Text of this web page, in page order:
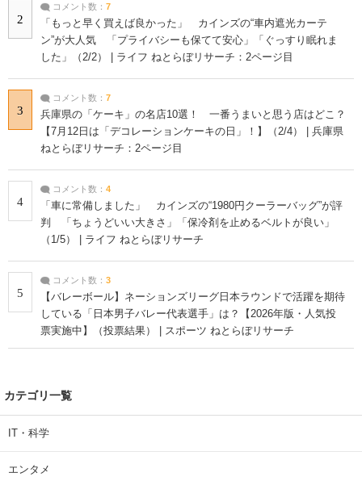
2
コメント数： 7
「もっと早く買えば良かった」 カインズの“車内遮光カーテ
ン”が大人気 「プライバシーも保てて安心」「ぐっすり眠れま
した」（2/2） | ライフ ねとらぼリサーチ：2ページ目
3
コメント数： 7
兵庫県の「ケーキ」の名店10選！ 一番うまいと思う店はどこ？
【7月12日は「デコレーションケーキの日」！】（2/4） | 兵庫県
ねとらぼリサーチ：2ページ目
4
コメント数： 4
「車に常備しました」 カインズの“1980円クーラーバッグ”が評
判 「ちょうどいい大きさ」「保冷剤を止めるベルトが良い」
（1/5） | ライフ ねとらぼリサーチ
5
コメント数： 3
【バレーボール】ネーションズリーグ日本ラウンドで活躍を期待
している「日本男子バレー代表選手」は？【2026年版・人気投
票実施中】（投票結果） | スポーツ ねとらぼリサーチ
カテゴリ一覧
IT・科学
エンタメ